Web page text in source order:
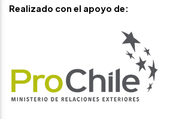
Realizado con el apoyo de: